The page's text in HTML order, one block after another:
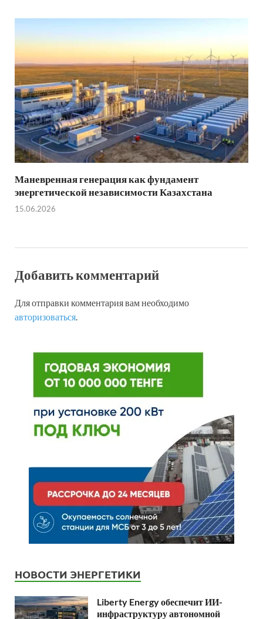
Маневренная генерация как фундамент
энергетической независимости Казахстана
15.06.2026
Добавить комментарий
Для отправки комментария вам необходимо
авторизоваться.
НОВОСТИ ЭНЕРГЕТИКИ
Liberty Energy обеспечит ИИ-
инфраструктуру автономной